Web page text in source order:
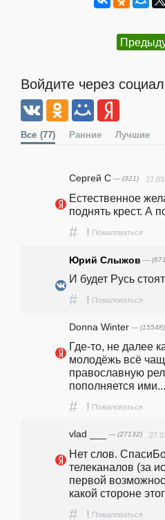
Войдите через
Все (77) Ранние Лучшие
Сергей С — (321)
Естественное
поднять крест. А
# ! Пожаловаться
Юрий Слыжов —
И будет Русь
# ! Пожаловаться
Donna Winter — (15548)
Где-то, не далее
молодёжь всё
православную
пополняется ими...
# ! Пожаловаться
vlad ___ — (27132)
Нет слов.
телеканалов (за
первой
какой стороне
# ! Пожаловаться